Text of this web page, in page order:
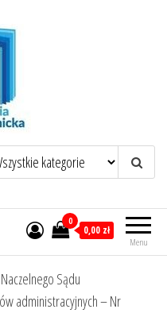
Menu
0
0,00 zł
Sądu
administracyjnych – Nr